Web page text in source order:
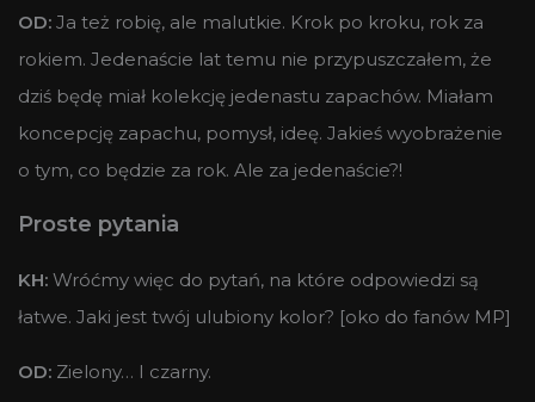
OD: Ja też robię, ale malutkie. Krok po kroku, rok za
rokiem. Jedenaście lat temu nie przypuszczałem, że
dziś będę miał kolekcję jedenastu zapachów. Miałam
koncepcję zapachu, pomysł, ideę. Jakieś wyobrażenie
o tym, co będzie za rok. Ale za jedenaście?!
Proste pytania
KH: Wróćmy więc do pytań, na które odpowiedzi są
łatwe. Jaki jest twój ulubiony kolor? [oko do fanów MP]
OD: Zielony… I czarny.